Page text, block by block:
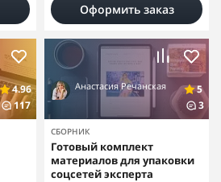
Оформить заказ
4.96
117
Анастасия Речанская
5
3
СБОРНИК
Готовый комплект
материалов для упаковки
соцсетей эксперта